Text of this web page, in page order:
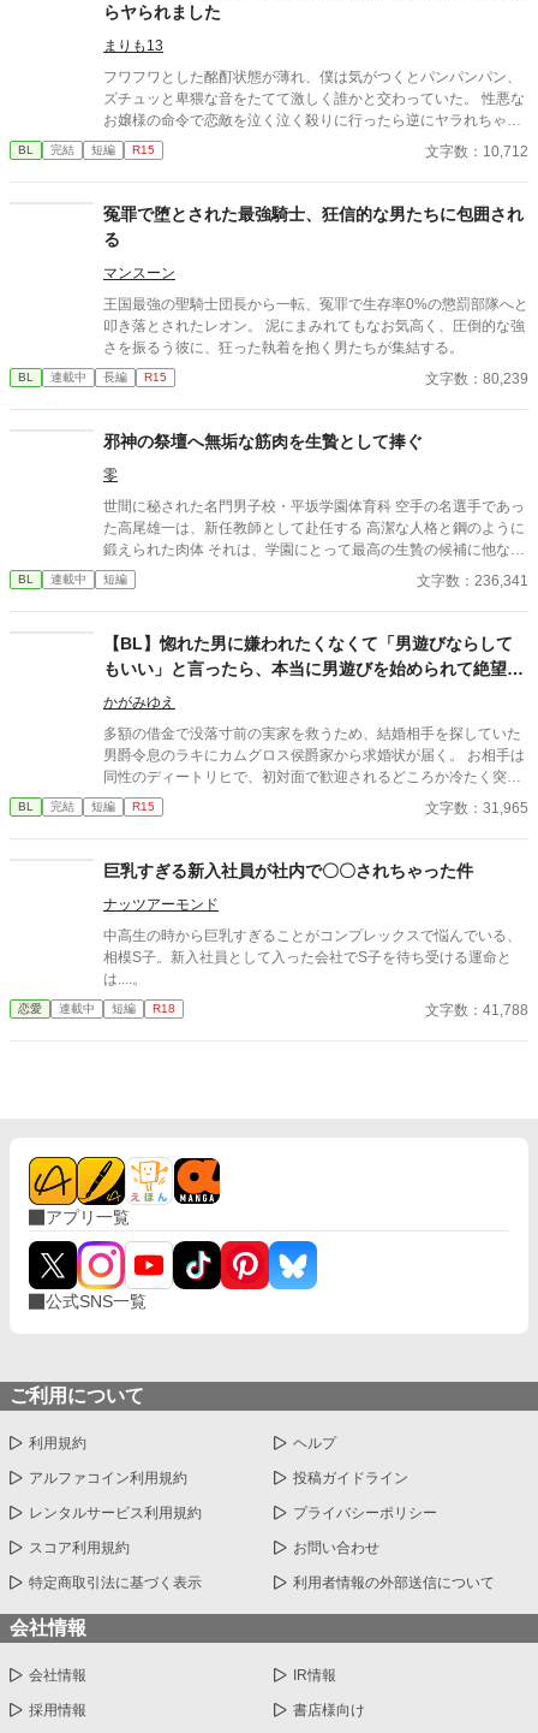
らヤられました
まりも13
フワフワとした酩酊状態が薄れ、僕は気がつくとパンパンパン、
ズチュッと卑猥な音をたてて激しく誰かと交わっていた。 性悪な
お嬢様の命令で恋敵を泣く泣く殺りに行ったら逆にヤラれちゃっ
た、ちょっとアホな子の話です。 （ムーンライトノベルにも掲載
しています）
BL 完結 短編 R15 文字数：10,712
冤罪で堕とされた最強騎士、狂信的な男たちに包囲され
る
マンスーン
​王国最強の聖騎士団長から一転、冤罪で生存率0%の懲罰部隊へと
叩き落とされたレオン。 泥にまみれてもなお気高く、圧倒的な強
さを振るう彼に、狂った執着を抱く男たちが集結する。
BL 連載中 長編 R15 文字数：80,239
邪神の祭壇へ無垢な筋肉を生贄として捧ぐ
零
世間に秘された名門男子校・平坂学園体育科 空手の名選手であっ
た高尾雄一は、新任教師として赴任する 高潔な人格と鋼のように
鍛えられた肉体 それは、学園にとって最高の生贄の候補に他なら
なかった 至高の筋肉を持つ、精神を削られ意志をなくした青年を
太古の神に捧げるため、“水”、“風”、“土”の信奉者達が暗躍する 意
校で繰り広げられるダークファンタジー
BL 連載中 短編 文字数：236,341
【BL】惚れた男に嫌われたくなくて「男遊びならして
もいい」と言ったら、本当に男遊びを始められて絶望し
ている侯爵令息の話
かがみゆえ
多額の借金で没落寸前の実家を救うため、結婚相手を探していた
男爵令息のラキにカムグロス侯爵家から求婚状が届く。 お相手は
同性のディートリヒで、初対面で歓迎されるどころか冷たく突き
放されてしまう。 『必要最低限関わるな』 『愛人を作るな』
『男遊びならしてもいい』 ディートリヒから実家の借金を完済す
め上手なラキの周りには可愛い令息が集まり、推し活状態に。 一
方、ディートリヒだけが嫉妬で胃を痛める日々。 ラキへの恋心を
BL 完結 短編 R15 文字数：31,965
巨乳すぎる新入社員が社内で〇〇されちゃった件
ナッツアーモンド
中高生の時から巨乳すぎることがコンプレックスで悩んでいる、
相模S子。新入社員として入った会社でS子を待ち受ける運命と
は....。
恋愛 連載中 短編 R18 文字数：41,788
アプリ一覧
公式SNS一覧
ご利用について
利用規約 ヘルプ
アルファコイン利用規約 投稿ガイドライン
レンタルサービス利用規約 プライバシーポリシー
スコア利用規約 お問い合わせ
特定商取引法に基づく表示 利用者情報の外部送信について
会社情報
会社情報 IR情報
採用情報 書店様向け